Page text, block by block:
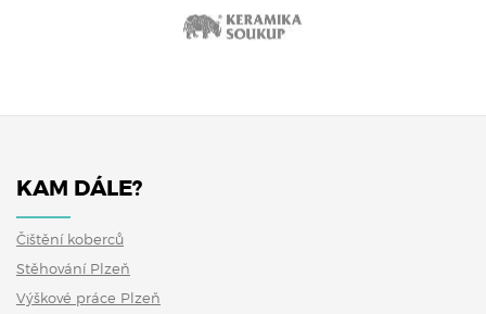
KAM DÁLE?
Čištění koberců
Stěhování Plzeň
Výškové práce Plzeň